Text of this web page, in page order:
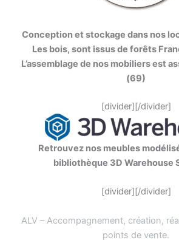
Conception et stockage dans nos
Les bois, sont issus de forêts
L’assemblage de nos mobiliers est
(69)
[divider][/divider]
Retrouvez nos meubles
bibliothèque 3D Warehouse
[divider][/divider]
ALV – Accompagnement, création,
points de vente.